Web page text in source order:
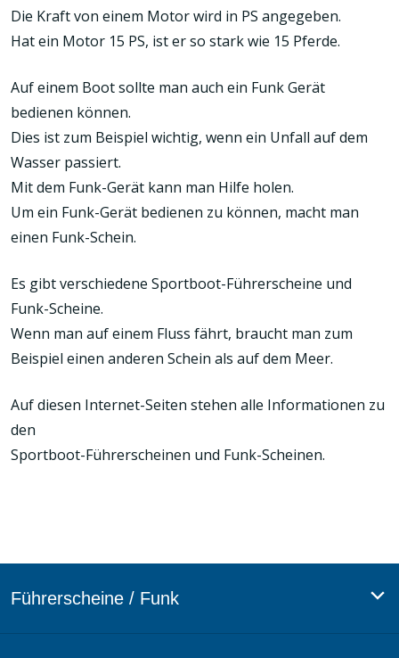
Die Kraft von einem Motor wird in PS angegeben.
Hat ein Motor 15 PS, ist er so stark wie 15 Pferde.
Auf einem Boot sollte man auch ein Funk Gerät
bedienen können.
Dies ist zum Beispiel wichtig, wenn ein Unfall auf dem
Wasser passiert.
Mit dem Funk-Gerät kann man Hilfe holen.
Um ein Funk-Gerät bedienen zu können, macht man
einen Funk-Schein.
Es gibt verschiedene Sportboot-Führerscheine und
Funk-Scheine.
Wenn man auf einem Fluss fährt, braucht man zum
Beispiel einen anderen Schein als auf dem Meer.
Auf diesen Internet-Seiten stehen alle Informationen zu
den
Sportboot-Führerscheinen und Funk-Scheinen.
Führerscheine / Funk